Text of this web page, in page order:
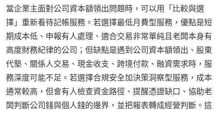
當企業主面對公司資本額領出問題時，可以用「比較與選
擇」重新看待記帳服務。若選擇最低月費型服務，優點是短
期成本低、申報有人處理、適合交易非常單純且老闆本身有
高度財務紀律的公司；但缺點是遇到公司資本額領出、股東
代墊、關係人交易、現金收支、跨境付款、融資需求時，服
務深度可能不足。若選擇合規安全加決策洞察型服務，成本
通常較高，但會有人檢查資金路徑、提醒憑證缺口、協助老
闆判斷公司錢與個人錢的邊界，並把報表轉成經營判斷。這